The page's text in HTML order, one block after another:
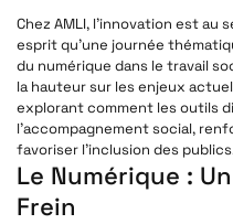
Chez AMLI, l’innovation est au
esprit qu’une journée
du numérique dans le travail
la hauteur sur les enjeux
explorant comment les outils
l’accompagnement social,
favoriser l’inclusion des
Le Numérique :
Frein